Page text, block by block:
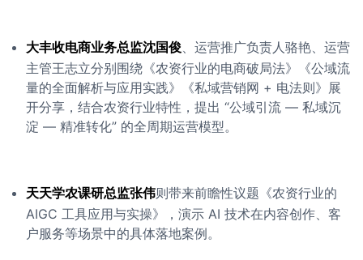
大丰收电商业务总监沈国俊、运营推广负责人骆艳、运营
主管王志立分别围绕《农资行业的电商破局法》《公域流
量的全面解析与应用实践》《私域营销网 + 电法则》展
开分享，结合农资行业特性，提出 “公域引流 — 私域沉
淀 — 精准转化” 的全周期运营模型。
天天学农课研总监张伟则带来前瞻性议题《农资行业的
AIGC 工具应用与实操》，演示 AI 技术在内容创作、客
户服务等场景中的具体落地案例。